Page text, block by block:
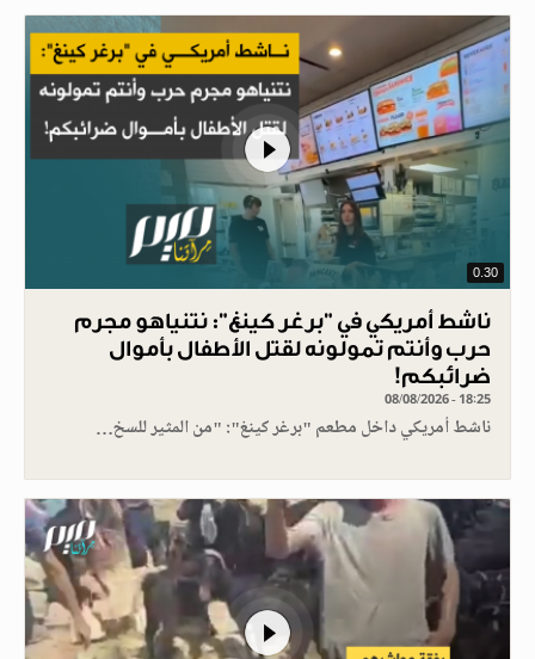
0.30
ناشط أمريكي في "برغر كينغ": نتنياهو مجرم
حرب وأنتم تمولونه لقتل الأطفال بأموال
ضرائبكم!
08/08/2026 - 18:25
ناشط أمريكي داخل مطعم "برغر كينغ": "من المثير للسخ…